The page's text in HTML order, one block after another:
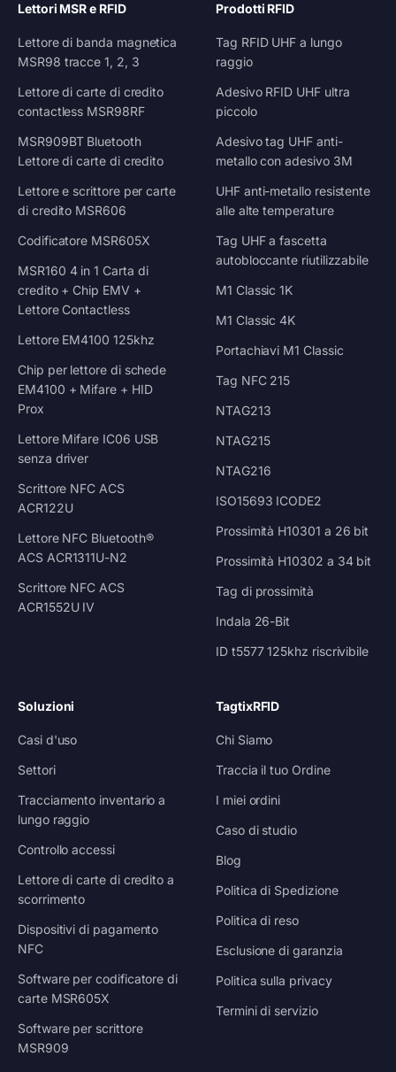
Lettori MSR e RFID
Lettore di banda magnetica
MSR98 tracce 1, 2, 3
Lettore di carte di credito
contactless MSR98RF
MSR909BT Bluetooth
Lettore di carte di credito
Lettore e scrittore per carte
di credito MSR606
Codificatore MSR605X
MSR160 4 in 1 Carta di
credito + Chip EMV +
Lettore Contactless
Lettore EM4100 125khz
Chip per lettore di schede
EM4100 + Mifare + HID
Prox
Lettore Mifare IC06 USB
senza driver
Scrittore NFC ACS
ACR122U
Lettore NFC Bluetooth®
ACS ACR1311U-N2
Scrittore NFC ACS
ACR1552U IV
Prodotti RFID
Tag RFID UHF a lungo
raggio
Adesivo RFID UHF ultra
piccolo
Adesivo tag UHF anti-
metallo con adesivo 3M
UHF anti-metallo resistente
alle alte temperature
Tag UHF a fascetta
autobloccante riutilizzabile
M1 Classic 1K
M1 Classic 4K
Portachiavi M1 Classic
Tag NFC 215
NTAG213
NTAG215
NTAG216
ISO15693 ICODE2
Prossimità H10301 a 26 bit
Prossimità H10302 a 34 bit
Tag di prossimità
Indala 26-Bit
ID t5577 125khz riscrivibile
Soluzioni
Casi d'uso
Settori
Tracciamento inventario a
lungo raggio
Controllo accessi
Lettore di carte di credito a
scorrimento
Dispositivi di pagamento
NFC
Software per codificatore di
carte MSR605X
Software per scrittore
MSR909
TagtixRFID
Chi Siamo
Traccia il tuo Ordine
I miei ordini
Caso di studio
Blog
Politica di Spedizione
Politica di reso
Esclusione di garanzia
Politica sulla privacy
Termini di servizio